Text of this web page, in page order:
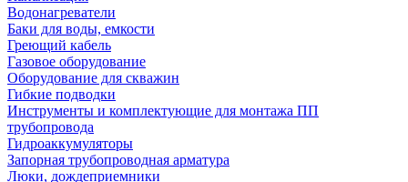
Водонагреватели
Баки для воды, емкости
Греющий кабель
Газовое оборудование
Оборудование для скважин
Гибкие подводки
Инструменты и комплектующие для монтажа ПП
трубопровода
Гидроаккумуляторы
Запорная трубопроводная арматура
Люки, дождеприемники